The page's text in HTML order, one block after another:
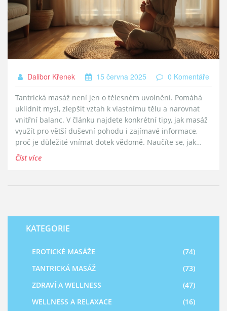
Dalibor Křenek 15 června 2025 0 Komentáře
Tantrická masáž není jen o tělesném uvolnění. Pomáhá
uklidnit mysl, zlepšit vztah k vlastnímu tělu a narovnat
vnitřní balanc. V článku najdete konkrétní tipy, jak masáž
využít pro větší duševní pohodu i zajímavé informace,
proč je důležité vnímat dotek vědomě. Naučíte se, jak
může tantrická masáž změnit vaše každodenní návyky a
Číst více
KATEGORIE
EROTICKÉ MASÁŽE
(74)
TANTRICKÁ MASÁŽ
(73)
ZDRAVÍ A WELLNESS
(47)
WELLNESS A RELAXACE
(16)